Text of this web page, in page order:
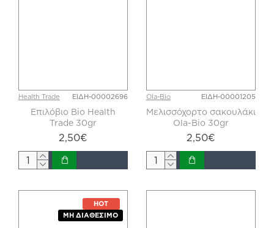
Health Trade ΕΙΔΗ-00002696
Επιλόβιο Bio Health
Trade 30gr
2,50€
Ola-Bio ΕΙΔΗ-00001205
Μελισσόχορτο σακουλάκι
Ola-Bio 30gr
2,50€
HOT
ΜΗ ΔΙΑΘΈΣΙΜΟ